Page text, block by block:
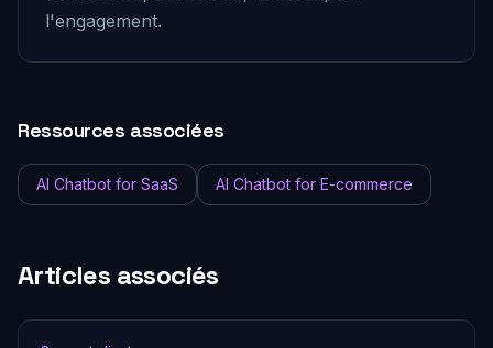
l'engagement.
Ressources associées
AI Chatbot for SaaS AI Chatbot for E-commerce
Articles associés